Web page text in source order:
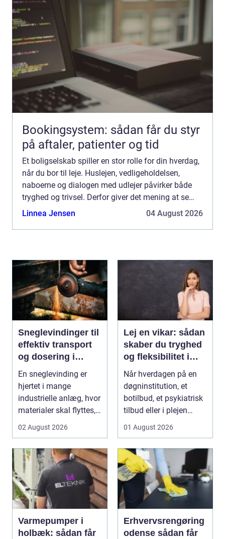
Bookingsystem: sådan får du styr
på aftaler, patienter og tid
Et boligselskab spiller en stor rolle for din hverdag,
når du bor til leje. Huslejen, vedligeholdelsen,
naboerne og dialogen med udlejer påvirker både
tryghed og trivsel. Derfor giver det mening at se
nærmere på, hvad et...
Linnea Jensen 04 August 2026
Sneglevindinger til
effektiv transport
og dosering i
industrien
En sneglevinding er
hjertet i mange
industrielle anlæg, hvor
materialer skal flyttes,
doseres eller ...
02 August 2026
Lej en vikar: sådan
skaber du tryghed
og fleksibilitet i
hverdagen
Når hverdagen på en
døgninstitution, et
botilbud, et psykiatrisk
tilbud eller i plejen
pludselig ænd...
01 August 2026
Varmepumper i
holbæk: sådan får
Erhvervsrengøring
odense sådan får